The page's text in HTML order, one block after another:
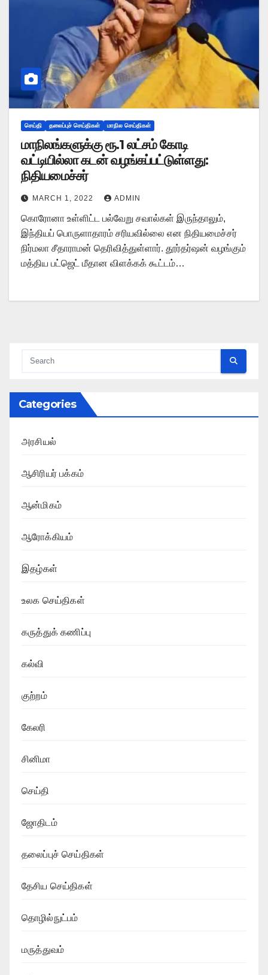
செய்தி தலைப்புச் செய்திகள் மாநில செய்திகள்
மாநிலங்களுக்கு ரூ.1 லட்சம் கோடி
வட்டியில்லா கடன் வழங்கப்பட்டுள்ளது:
நிதியமைச்சர்
MARCH 1, 2022 ADMIN
கொரோனா உள்ளிட்ட பல்வேறு சவால்கள் இருந்தாலும்,
இந்தியப் பொருளாதாரம் சரியவில்லை என நிதியமைச்சர்
நிர்மலா சீதாராமன் தெரிவித்துள்ளார். தூர்தர்ஷன் வழங்கும்
மத்திய பட்ஜெட் மீதான விளக்கக் கூட்டம்…
Categories
அரசியல்
ஆசிரியர் பக்கம்
ஆன்மிகம்
ஆரோக்கியம்
இதழ்கள்
உலக செய்திகள்
கருத்துக் கணிப்பு
கல்வி
குற்றம்
கேலரி
சினிமா
செய்தி
ஜோதிடம்
தலைப்புச் செய்திகள்
தேசிய செய்திகள்
தொழில்நுட்பம்
மருத்துவம்